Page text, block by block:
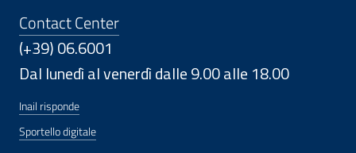
Contact Center
(+39) 06.6001
Dal lunedì al venerdì dalle 9.00 alle 18.00
Inail risponde
Sportello digitale